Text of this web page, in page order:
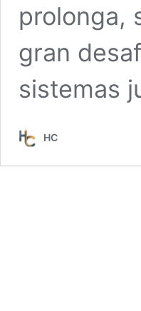
prolonga,
gran
sistemas
HC